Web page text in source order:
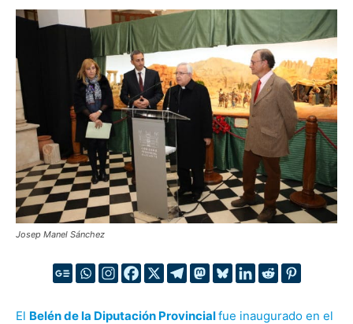
Josep Manel Sánchez
El Belén de la Diputación Provincialfue inaugurado en el